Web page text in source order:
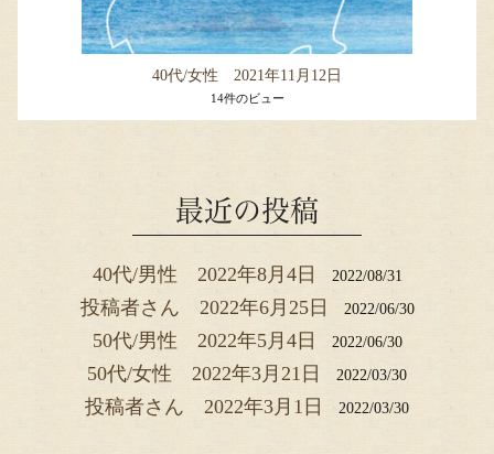
40代/女性 2021年11月12日
14件のビュー
最近の投稿
40代/男性 2022年8月4日 2022/08/31
投稿者さん 2022年6月25日 2022/06/30
50代/男性 2022年5月4日 2022/06/30
50代/女性 2022年3月21日 2022/03/30
投稿者さん 2022年3月1日 2022/03/30